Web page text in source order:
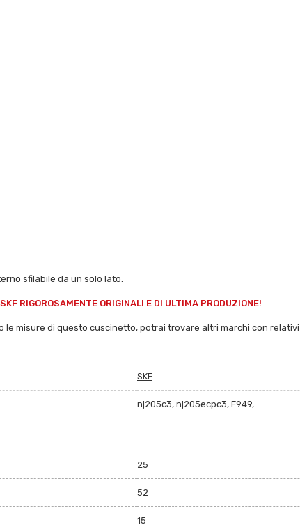
sfilabile da un solo lato.
RIGOROSAMENTE ORIGINALI E DI ULTIMA PRODUZIONE!
le misure di questo cuscinetto, potrai trovare altri marchi con
SKF
nj205c3, nj205ecpc3, F949,
25
52
15